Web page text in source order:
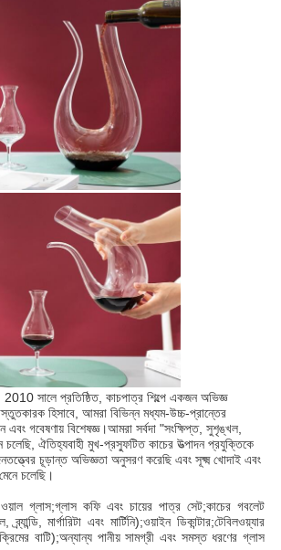
, 2010 সালে প্রতিষ্ঠিত, কাচপাত্র শিল্পে একজন অভিজ্ঞ
হিসাবে, আমরা বিভিন্ন মধ্যম-উচ্চ-প্রান্তের
এবং গবেষণায় বিশেষজ্ঞ।আমরা সর্বদা "সংক্ষিপ্ত, সুশৃঙ্খল,
চলেছি, ঐতিহ্যবাহী মুখ-প্রস্ফুটিত কাচের উত্পাদন প্রযুক্তিকে
চূড়ান্ত অভিজ্ঞতা অনুসরণ করেছি এবং সূক্ষ্ম খোদাই এবং
চলেছি।
গ্লাস;গ্লাস কফি এবং চায়ের পাত্র সেট;কাচের গবলেট
মার্গারিটা এবং মার্টিনি);ওয়াইন ডিকান্টার;টেবিলওয়্যার
বাটি);অন্যান্য পানীয় সামগ্রী এবং সমস্ত ধরণের গ্লাস